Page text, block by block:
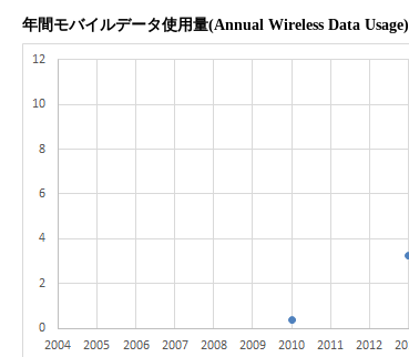
年間モバイルデータ使用量(Annual Wireless Data Usage)